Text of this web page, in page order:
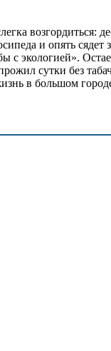
возгордиться:
и опять
экологией».
сутки без
в большом